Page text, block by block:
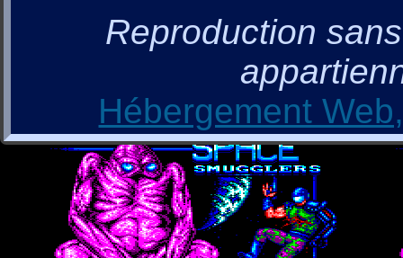
Reproduction
Hébergement